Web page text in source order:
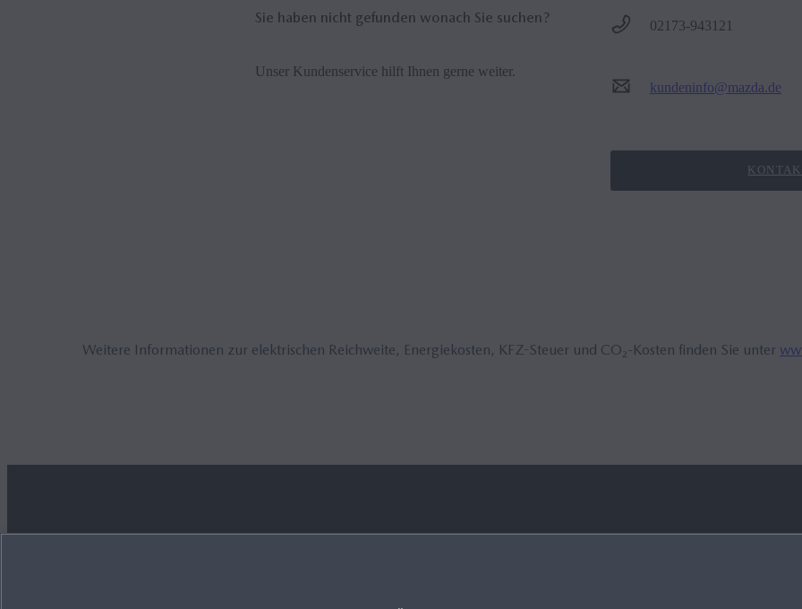
Sie haben nicht gefunden wonach Sie suchen?
Unser Kundenservice hilft Ihnen gerne weiter.
02173-943121
kundeninfo@mazda.de
Weitere Informationen zur elektrischen Reichweite, Energiekosten, KFZ-Steuer und CO₂-Kosten finden Sie unter